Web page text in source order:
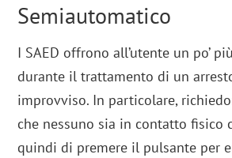
Semiautomatico
I SAED offrono all’utente un po’
durante il trattamento di un
improvviso. In particolare,
che nessuno sia in contatto fisico
quindi di premere il pulsante per